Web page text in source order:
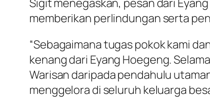
Sigit menegaskan, pesan dari
memberikan perlindungan serta
“Sebagaimana tugas pokok kami
kenang dari Eyang Hoegeng.
Warisan daripada pendahulu
menggelora di seluruh keluarga